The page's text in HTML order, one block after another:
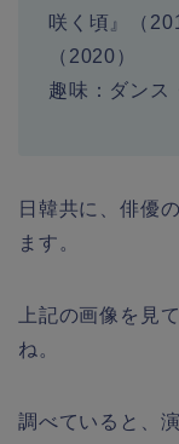
咲く頃』（
（ 2020 ）
趣味 ：ダン
日韓共に、俳優
ます。
上記の画像を見
ね。
調べていると、